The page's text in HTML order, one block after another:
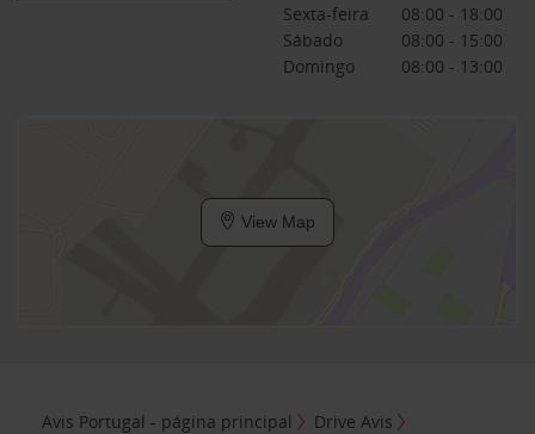
Sexta-feira
08:00 - 18:00
Sábado
08:00 - 15:00
Domingo
08:00 - 13:00
View Map
Avis Portugal - página principal
Drive Avis